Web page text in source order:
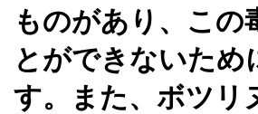
ものがあり、この
とができないため
す。また、ボツリ